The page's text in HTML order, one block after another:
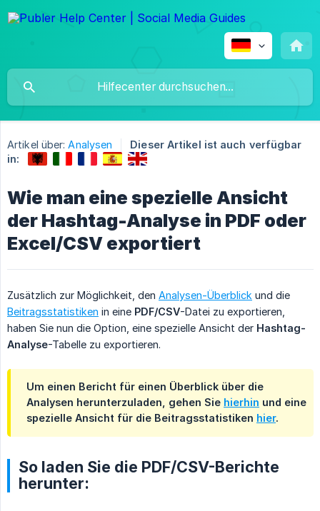
Artikel über: Analysen
Dieser Artikel ist auch verfügbar
in:
Wie man eine spezielle Ansicht
der Hashtag-Analyse in PDF oder
Excel/CSV exportiert
Zusätzlich zur Möglichkeit, den Analysen-Überblick und die
Beitragsstatistiken in eine PDF/CSV-Datei zu exportieren,
haben Sie nun die Option, eine spezielle Ansicht der Hashtag-
Analyse-Tabelle zu exportieren.
Um einen Bericht für einen Überblick über die
Analysen herunterzuladen, gehen Sie hierhin und eine
spezielle Ansicht für die Beitragsstatistiken hier.
So laden Sie die PDF/CSV-Berichte
herunter: